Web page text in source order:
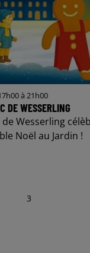
à 21h00
DE WESSERLING
Wesserling
Noël au Jardin !
3